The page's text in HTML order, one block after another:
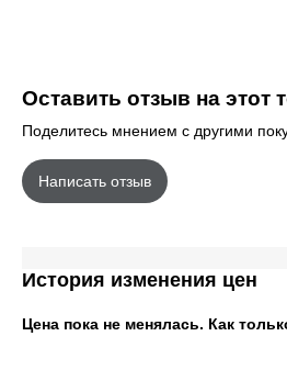
Оставить отзыв на этот
Поделитесь мнением с другими
Написать отзыв
История изменения цен
Цена пока не менялась. Как